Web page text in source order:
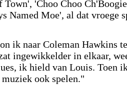
Town', 'Choo Choo
Named Moe', al dat vroege
ik naar Coleman Hawkins
ingewikkelder in elkaar,
ik hield van Louis. Toen
ook spelen."